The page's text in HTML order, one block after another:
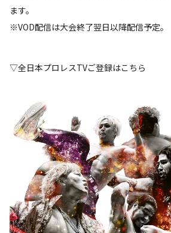
ます。
※VOD配信は大会終了翌日以降配信予定。
▽全日本プロレスTVご登録はこちら